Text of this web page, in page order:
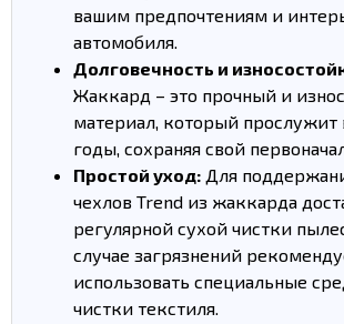
вашим предпочтениям и
автомобиля.
Долговечность и
Жаккард – это прочный и
материал, который прослужит
годы, сохраняя свой
Простой уход: Для
чехлов Trend из жаккарда
регулярной сухой чистки
случае загрязнений
использовать специальные
чистки текстиля.